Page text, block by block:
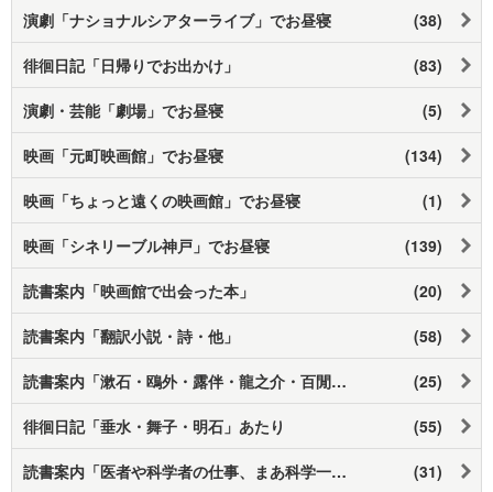
演劇「ナショナルシアターライブ」でお昼寝 (38)
徘徊日記「日帰りでお出かけ」 (83)
演劇・芸能「劇場」でお昼寝 (5)
映画「元町映画館」でお昼寝 (134)
映画「ちょっと遠くの映画館」でお昼寝 (1)
映画「シネリーブル神戸」でお昼寝 (139)
読書案内「映画館で出会った本」 (20)
読書案内「翻訳小説・詩・他」 (58)
読書案内「漱石・鴎外・露伴・龍之介・百閒・その他」 (25)
徘徊日記「垂水・舞子・明石」あたり (55)
読書案内「医者や科学者の仕事、まあ科学一般」 (31)